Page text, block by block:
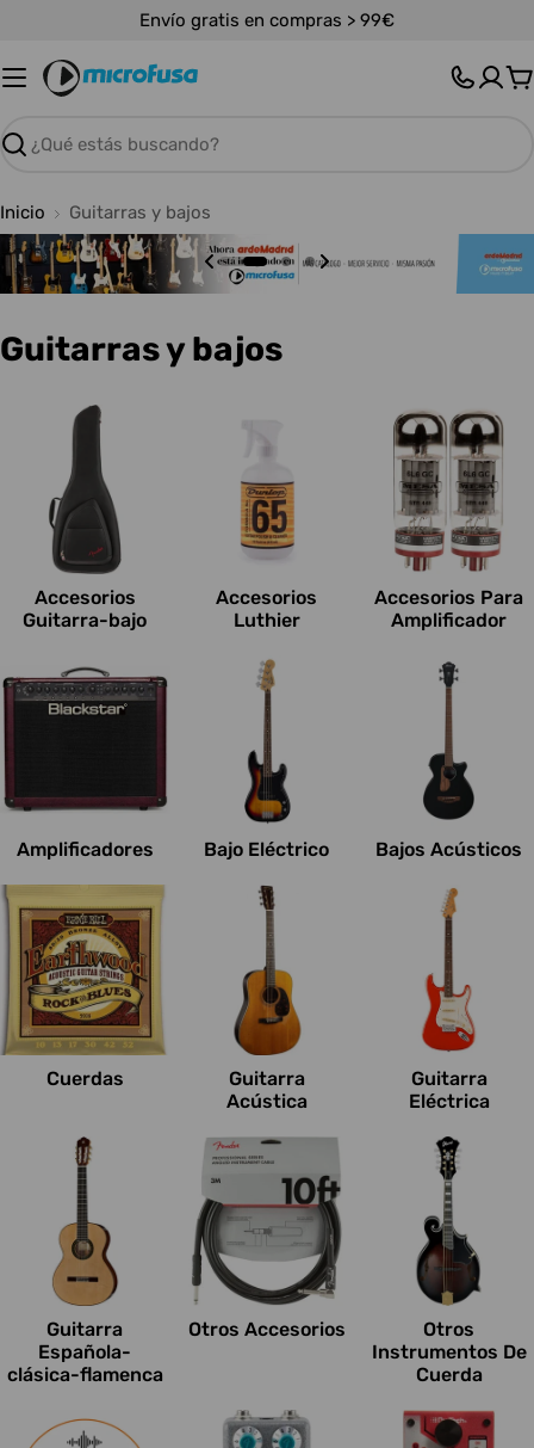
contenido
Envío gratis en compras > 99€
Buscar
Inicio Guitarras y bajos
C
e
s
:
Guitarras y bajos
Accesorios
Guitarra-bajo
Accesorios
Luthier
Accesorios Para
Amplificador
Amplificadores Bajo Eléctrico Bajos Acústicos
Cuerdas
Guitarra
Acústica
Guitarra
Eléctrica
Guitarra
Española-
clásica-flamenca
Otros Accesorios
Otros
Instrumentos De
Cuerda